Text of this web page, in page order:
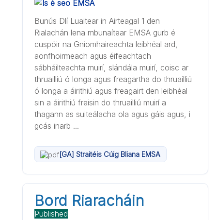
Bunús Dlí Luaitear in Airteagal 1 den
Rialachán lena mbunaítear EMSA gurb é
cuspóir na Gníomhaireachta leibhéal ard,
aonfhoirmeach agus éifeachtach
sábháilteachta muirí, slándála muirí, coisc ar
thruailliú ó longa agus freagartha do thruailliú
ó longa a áirithiú agus freagairt den leibhéal
sin a áirithiú freisin do thruailliú muirí a
thagann as suiteálacha ola agus gáis agus, i
gcás inarb ...
[GA] Straitéis Cúig Bliana EMSA
Bord Riaracháin
Published